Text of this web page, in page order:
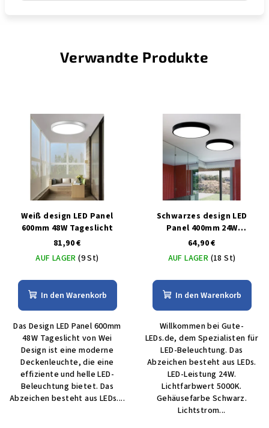
Verwandte Produkte
Weiß design LED Panel
600mm 48W Tageslicht
81,90 €
AUF LAGER(9 St)
In den Warenkorb
Das Design LED Panel 600mm
48W Tageslicht von Wei
Design ist eine moderne
Deckenleuchte, die eine
effiziente und helle LED-
Beleuchtung bietet. Das
Abzeichen besteht aus LEDs....
Schwarzes design LED
Panel 400mm 24W
Tageslicht
64,90 €
AUF LAGER (18 St)
In den Warenkorb
Willkommen bei Gute-
LEDs.de, dem Spezialisten für
LED-Beleuchtung. Das
Abzeichen besteht aus LEDs.
LED-Leistung 24W.
Lichtfarbwert 5000K.
Gehäusefarbe Schwarz.
Lichtstrom...